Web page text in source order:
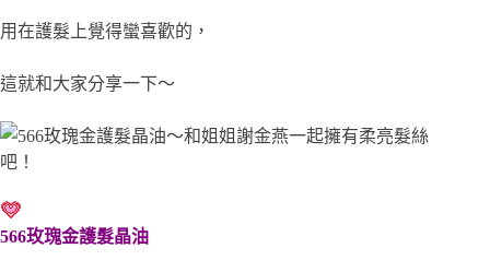
用在護髮上覺得蠻喜歡的，
這就和大家分享一下～
566玫瑰金護髮晶油